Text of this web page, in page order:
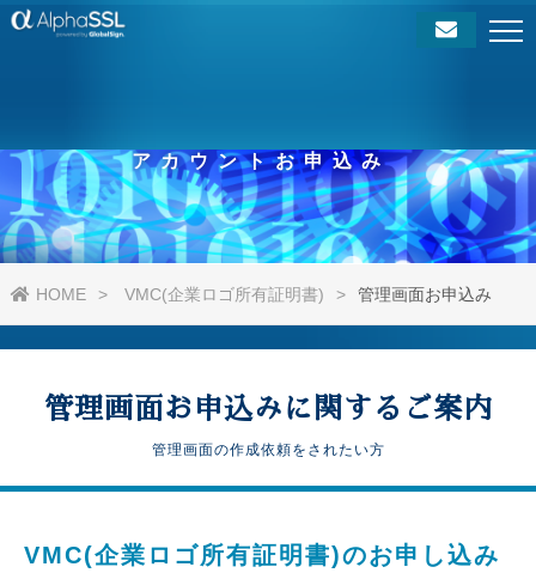
アカウントお申込み
HOME VMC(企業ロゴ所有証明書) 管理画面お申込み
管理画面お申込みに関するご案内
管理画面の作成依頼をされたい方
VMC(企業ロゴ所有証明書)のお申し込み